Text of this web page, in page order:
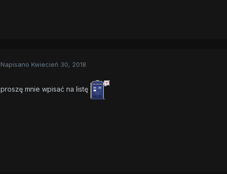
Napisano Kwiecień 30, 2018
proszę mnie wpisać na listę